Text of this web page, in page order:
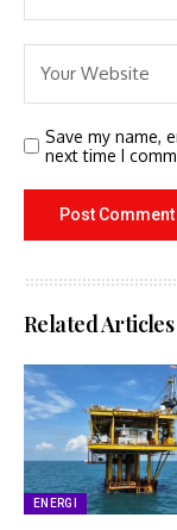
Save my name,
next time I
Related Articles
ENERGI